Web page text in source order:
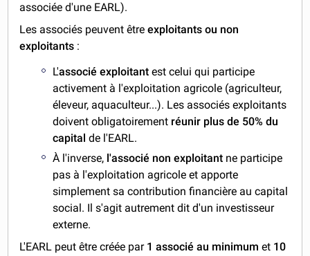
associée d'une EARL).
Les associés peuvent êtreexploitants ou non
exploitants :
L'associé exploitant est celui qui participe
activement à l'exploitation agricole (agriculteur,
éleveur, aquaculteur...). Les associés exploitants
doivent obligatoirement réunir plus de 50% du
capital de l'EARL.
À l'inverse, l'associé non exploitant ne participe
pas à l'exploitation agricole et apporte
simplement sa contribution financière au capital
social. Il s'agit autrement dit d'un investisseur
externe.
L'EARL peut être créée par 1 associé au minimum et 10